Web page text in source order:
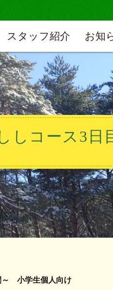
スタッフ紹介 お知
コース3日
～ 小学生個人向け